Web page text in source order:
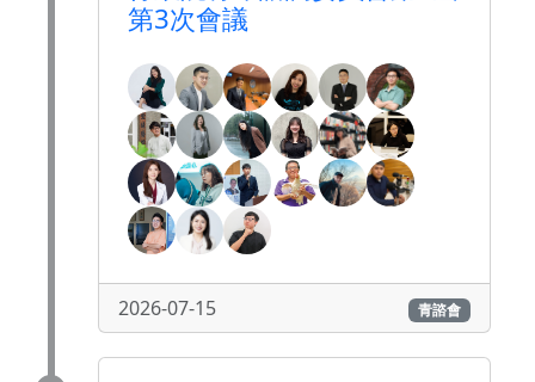
第3次會議
2026-07-15 青諮會